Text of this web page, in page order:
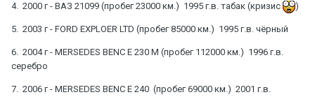
4. 2000 г - ВАЗ 21099 (пробег 23000 км.) 1995 г.в. табак (кризис )
5. 2003 г - FORD EXPLOER LTD (пробег 85000 км.) 1995 г.в. чёрный
6. 2004 г - MERSEDES BENC E 230 М (пробег 112000 км.) 1996 г.в.
серебро
7. 2006 г - MERSEDES BENC E 240 (пробег 69000 км.) 2001 г.в.